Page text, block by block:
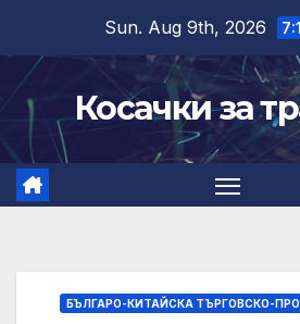
content
Sun. Aug 9th, 2026
Косачки за
БЪЛГАРО-КИТАЙСКА ТЪРГОВСКО-